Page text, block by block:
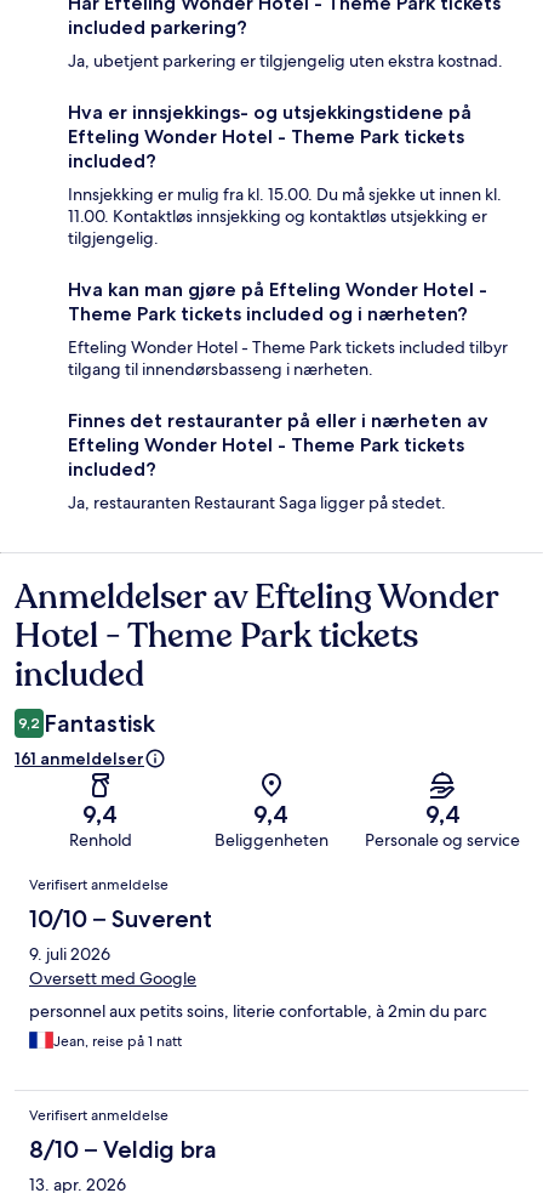
included parkering?
Ja, ubetjent parkering er tilgjengelig uten ekstra kostnad.
Hva er innsjekkings- og utsjekkingstidene på
Efteling Wonder Hotel - Theme Park tickets
included?
Innsjekking er mulig fra kl. 15.00. Du må sjekke ut innen kl.
11.00. Kontaktløs innsjekking og kontaktløs utsjekking er
tilgjengelig.
Hva kan man gjøre på Efteling Wonder Hotel -
Theme Park tickets included og i nærheten?
Efteling Wonder Hotel - Theme Park tickets included tilbyr
tilgang til innendørsbasseng i nærheten.
Finnes det restauranter på eller i nærheten av
Efteling Wonder Hotel - Theme Park tickets
included?
Ja, restauranten Restaurant Saga ligger på stedet.
Anmeldelser
Anmeldelser av Efteling Wonder
Hotel - Theme Park tickets
included
9,2 Fantastisk
161 anmeldelser
9,4
Renhold
9,4
Beliggenheten
9,4
Personale og service
Anmeldelser
Verifisert anmeldelse
10/10 – Suverent
9. juli 2026
Oversett med Google
personnel aux petits soins, literie confortable, à 2min du parc
Jean, reise på 1 natt
Verifisert anmeldelse
8/10 – Veldig bra
13. apr. 2026